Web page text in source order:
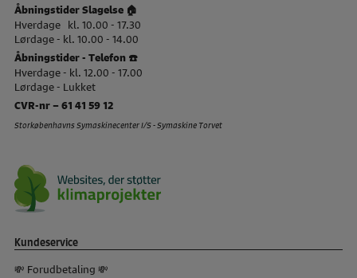
Åbningstider Slagelse 🏠
Hverdage kl. 10.00 - 17.30
Lørdage - kl. 10.00 - 14.00
Åbningstider - Telefon ☎️
Hverdage - kl. 12.00 - 17.00
Lørdage - Lukket
CVR-nr – 61 41 59 12
Storkøbenhavns Symaskinecenter I/S - Symaskine Torvet
Kundeservice
💸 Forudbetaling 💸